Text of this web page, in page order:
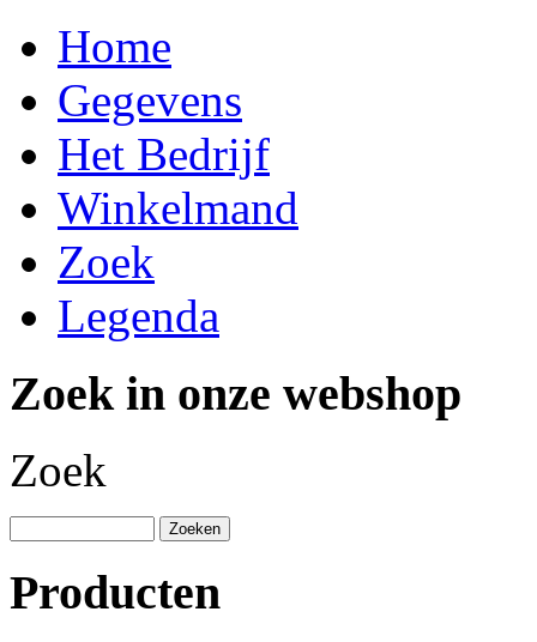
Home
Gegevens
Het Bedrijf
Winkelmand
Zoek
Legenda
Zoek in onze webshop
Zoek
Producten